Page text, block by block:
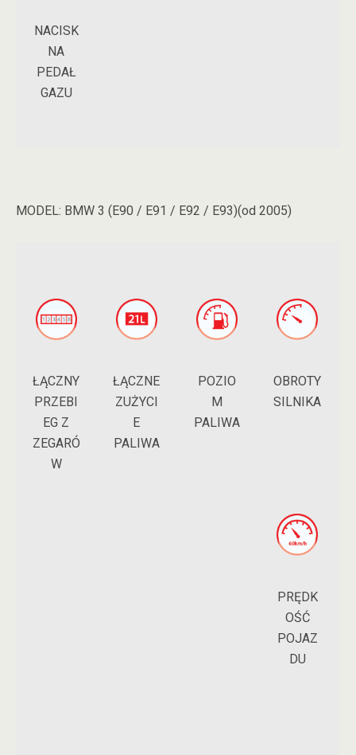
NACISK
NA
PEDAŁ
GAZU
MODEL: BMW 3 (E90 / E91 / E92 / E93)(od 2005)
ŁĄCZNY
PRZEBI
EG Z
ZEGARÓ
W
ŁĄCZNE
ZUŻYCI
E
PALIWA
POZIO
M
PALIWA
OBROTY
SILNIKA
PRĘDK
OŚĆ
POJAZ
DU